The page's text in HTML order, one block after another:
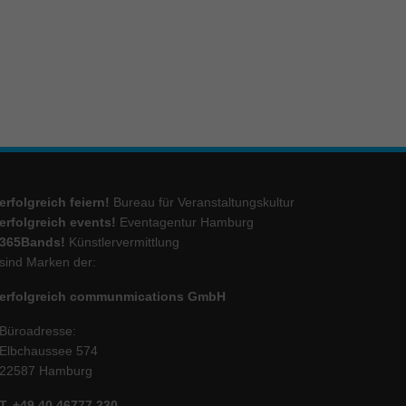
erfolgreich feiern! Bureau für Veranstaltungskultur
erfolgreich events! Eventagentur Hamburg
365Bands! Künstlervermittlung
sind Marken der:
erfolgreich communmications GmbH
Büroadresse:
Elbchaussee 574
22587 Hamburg
Externe Medien